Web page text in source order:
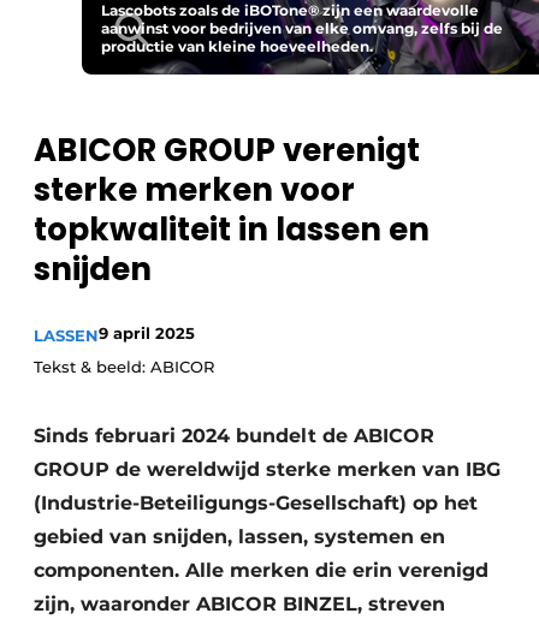
Nieuwsbrief
Podcasts
Vacature aanmelden
Vacatures
Video’s
Lascobots zoals de iBOTone® zijn een waardevolle
aanwinst voor bedrijven van elke omvang, zelfs bij de
productie van kleine hoeveelheden.
ABICOR GROUP verenigt
sterke merken voor
topkwaliteit in lassen en
snijden
LASSEN9 april 2025
Tekst & beeld: ABICOR
Sinds februari 2024 bundelt de ABICOR
GROUP de wereldwijd sterke merken van IBG
(Industrie-Beteiligungs-Gesellschaft) op het
gebied van snijden, lassen, systemen en
componenten. Alle merken die erin verenigd
zijn, waaronder ABICOR BINZEL, streven